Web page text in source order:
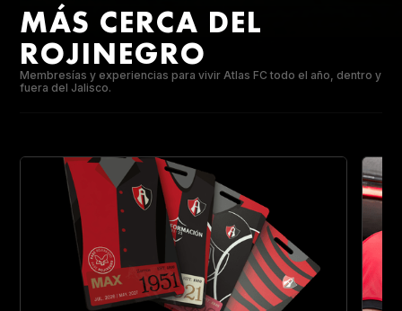
MÁS CERCA DEL
ROJINEGRO
Membresías y experiencias para vivir Atlas FC todo el año, dentro y
fuera del Jalisco.